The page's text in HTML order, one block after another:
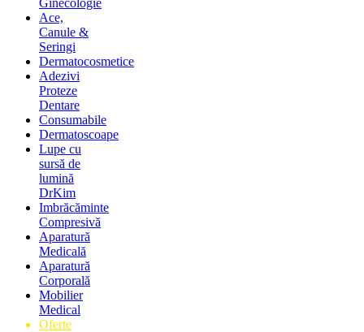
Ginecologie
Ace,
Canule &
Seringi
Dermatocosmetice
Adezivi
Proteze
Dentare
Consumabile
Dermatoscoape
Lupe cu
sursă de
lumină
DrKim
Imbrăcăminte
Compresivă
Aparatură
Medicală
Aparatură
Corporală
Mobilier
Medical
Oferte